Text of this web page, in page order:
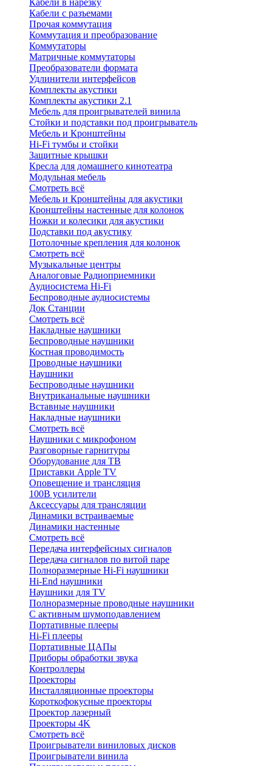
Кабели в нарезку
Кабели с разъемами
Прочая коммутация
Коммутация и преобразование
Коммутаторы
Матричные коммутаторы
Преобразователи формата
Удлинители интерфейсов
Комплекты акустики
Комплекты акустики 2.1
Мебель для проигрывателей винила
Стойки и подставки под проигрыватель
Мебель и Кронштейны
Hi-Fi тумбы и стойки
Защитные крышки
Кресла для домашнего кинотеатра
Модульная мебель
Смотреть всё
Мебель и Кронштейны для акустики
Кронштейны настенные для колонок
Ножки и колесики для акустики
Подставки под акустику
Потолочные крепления для колонок
Смотреть всё
Музыкальные центры
Аналоговые Радиоприемники
Аудиосистема Hi-Fi
Беспроводные аудиосистемы
Док Станции
Смотреть всё
Накладные наушники
Беспроводные наушники
Костная проводимость
Проводные наушники
Наушники
Беспроводные наушники
Внутриканальные наушники
Вставные наушники
Накладные наушники
Смотреть всё
Наушники с микрофоном
Разговорные гарнитуры
Оборудование для ТВ
Приставки Apple TV
Оповещение и трансляция
100В усилители
Аксессуары для трансляции
Динамики встраиваемые
Динамики настенные
Смотреть всё
Передача интерфейсных сигналов
Передача сигналов по витой паре
Полноразмерные Hi-Fi наушники
Hi-End наушники
Наушники для TV
Полноразмерные проводные наушники
С активным шумоподавлением
Портативные плееры
Hi-Fi плееры
Портативные ЦАПы
Приборы обработки звука
Контроллеры
Проекторы
Инсталляционные проекторы
Короткофокусные проекторы
Проектор лазерный
Проекторы 4K
Смотреть всё
Проигрыватели виниловых дисков
Проигрыватели винила